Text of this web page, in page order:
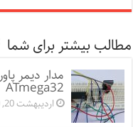
مطالب بیشتر برای شما
ATmega32
اردیبهشت 20, 1400